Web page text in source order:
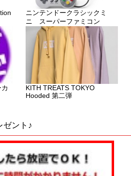
ニンテンドークラシックミ
ニ スーパーファミコン
KITH TREATS TOKYO
Hooded 第二弾
ゼント♪